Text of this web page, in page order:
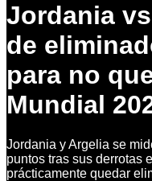
Jordania
de
para no
Mundial
Jordania y Argelia se
puntos tras sus derrotas
prácticamente quedar